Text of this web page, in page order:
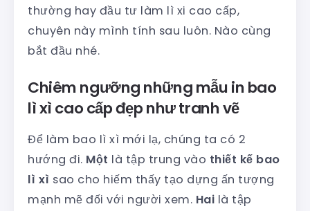
thường hay đầu tư làm lì xi cao cấp,
chuyên này mình tính sau luôn. Nào cùng
bắt đầu nhé.
Chiêm ngưỡng những mẫu in bao
lì xì cao cấp đẹp như tranh vẽ
Để làm bao lì xì mới lạ, chúng ta có 2
hướng đi. Một là tập trung vào thiết kế bao
lì xì sao cho hiếm thấy tạo dựng ấn tượng
mạnh mẽ đối với người xem. Hai là tập